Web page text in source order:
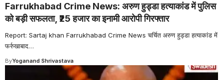
Farrukhabad Crime News: अरुण हुड्डा हत्याकांड में पुलिस
को बड़ी सफलता, ₹25 हजार का इनामी आरोपी गिरफ्तार
Report: Sartaj khan Farrukhabad Crime News चर्चित अरुण हुड्डा हत्याकांड में
फर्रुखाबाद…
ByYoganand Shrivastava